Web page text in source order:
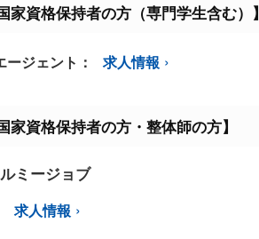
家資格保持者の方（専門学生含む）】
ジェント： 求人情報
家資格保持者の方・整体師の方】
ミージョブ
求人情報